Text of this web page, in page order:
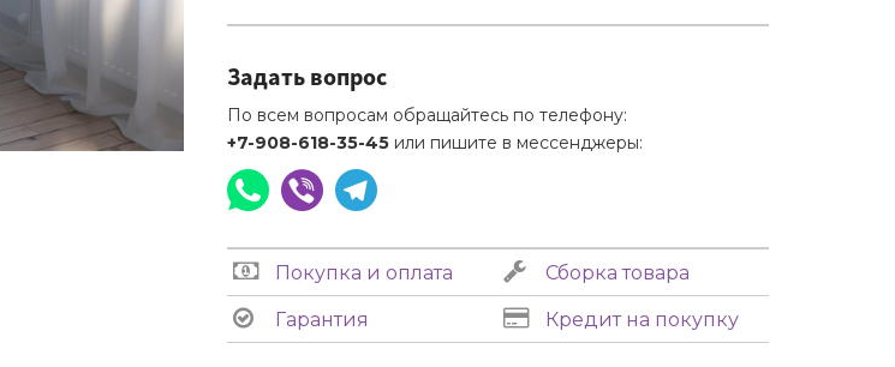
Задать вопрос
По всем вопросам обращайтесь по телефону:
+7-908-618-35-45или пишите в мессенджеры:
Покупка и оплата Сборка товара
Гарантия Кредит на покупку